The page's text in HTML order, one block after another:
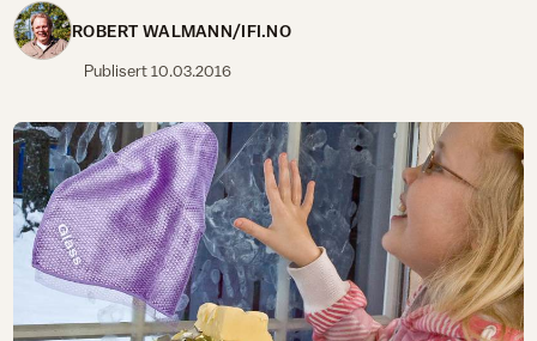
ROBERT WALMANN/IFI.NO
Publisert10.03.2016